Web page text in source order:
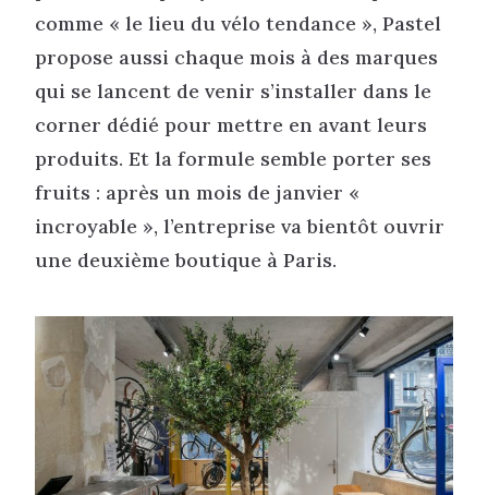
comme « le lieu du vélo tendance », Pastel
propose aussi chaque mois à des marques
qui se lancent de venir s’installer dans le
corner dédié pour mettre en avant leurs
produits. Et la formule semble porter ses
fruits : après un mois de janvier «
incroyable », l’entreprise va bientôt ouvrir
une deuxième boutique à Paris.